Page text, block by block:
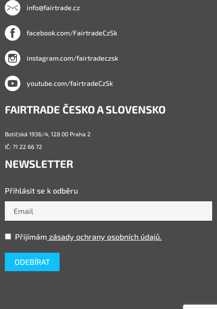
info@fairtrade.cz
facebook.com/FairtradeCzSk
instagram.com/fairtradeczsk
youtube.com/fairtradeCzSk
FAIRTRADE ČESKO A SLOVENSKO
Botičská 1936/4, 128 00 Praha 2
IČ: 71 22 66 72
NEWSLETTER
Přihlásit se k odběru
Přijímám zásady ochrany osobních údajů.